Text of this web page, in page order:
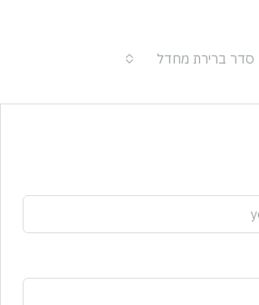
סדר ברירת מחדל